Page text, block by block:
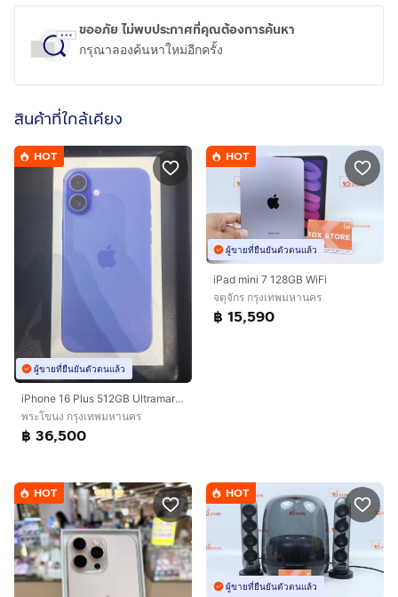
ขออภัย ไม่พบประกาศที่คุณต้องการค้นหา
กรุณาลองค้นหาใหม่อีกครั้ง
สินค้าที่ใกล้เคียง
HOT
ผู้ขายที่ยืนยันตัวตนแล้ว
iPhone 16 Plus 512GB Ultramarine
พระโขนง กรุงเทพมหานคร
฿ 36,500
HOT
ผู้ขายที่ยืนยันตัวตนแล้ว
iPad mini 7 128GB WiFi
จตุจักร กรุงเทพมหานคร
฿ 15,590
HOT HOT
ผู้ขายที่ยืนยันตัวตนแล้ว